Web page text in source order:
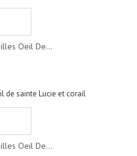
Oeil De...
Oeil De...